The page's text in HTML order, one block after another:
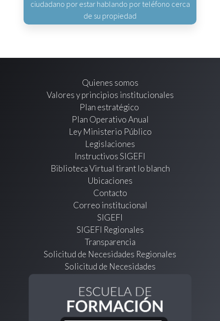
ciudadano por estar hablando por teléfono cerca
de su propiedad
Quienes somos
Valores y principios institucionales
Plan estratégico
Plan Operativo Anual
Ley Ministerio Público
Legislaciones
Instructivos SIGEFI
Biblioteca Virtual tirant lo blanch
Ubicaciones
Contacto
Correo institucional
SIGEFI
SIGEFI Regionales
Transparencia
Solicitud de Necesidades Regionales
Solicitud de Necesidades